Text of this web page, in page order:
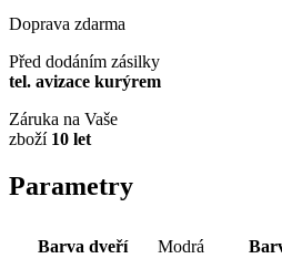
Doprava zdarma
Před dodáním zásilky
tel. avizace kurýrem
Záruka na Vaše
zboží 10 let
Parametry
Barva dveří Modrá